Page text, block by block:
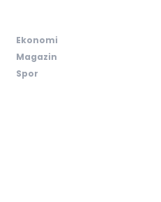
Ekonomi
Magazin
Spor